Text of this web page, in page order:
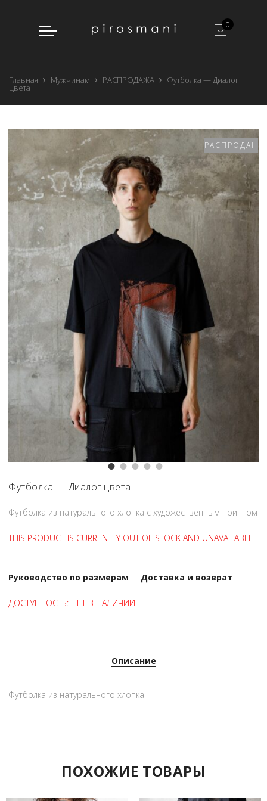
0
Главная Мужчинам РАСПРОДАЖА Футболка — Диалог
цвета
РАСПРОДАНО
Футболка — Диалог цвета
Футболка из натурального хлопка с художественным принтом
THIS PRODUCT IS CURRENTLY OUT OF STOCK AND UNAVAILABLE.
Руководство по размерам Доставка и возврат
ДОСТУПНОСТЬ: НЕТ В НАЛИЧИИ
Описание
Футболка из натурального хлопка
ПОХОЖИЕ ТОВАРЫ